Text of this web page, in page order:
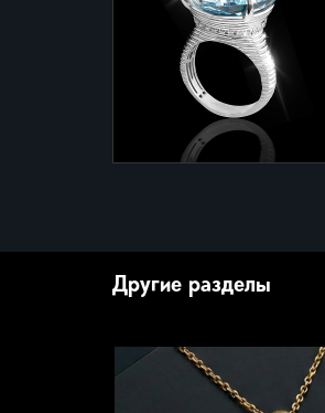
Кольцо 1-0091 из белого
золота с изумрудом и
бриллиантами.
Золото 585 - 15,31 грамма
Изумруд 2/2 - 2,3 карата
Бриллианты 3/5 - 1,54
топазом и бриллиантами.
карата
Бриллианты - 0,28 карата
Другие разделы